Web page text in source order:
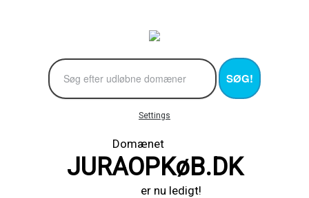
SØG!
Settings
Domænet
JURAOPKøB.DK
er nu ledigt!